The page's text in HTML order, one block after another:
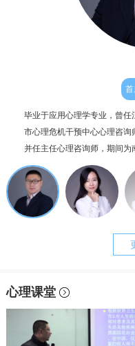
毕业于应用心理学专业，曾
市心理危机干预中心心理咨
并任主任心理咨询师，期间
京市职工心理咨询服务中心副
万小时。
心理课堂